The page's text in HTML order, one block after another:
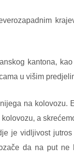
kantona,
u višim
na
a
je vidljivost
da na put